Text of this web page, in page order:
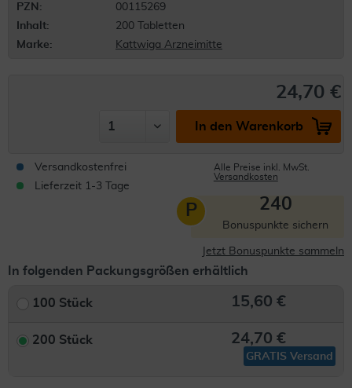
PZN:
00115269
Inhalt:
200 Tabletten
Marke:
Kattwiga Arzneimitte
24,70 €
In den Warenkorb
Versandkostenfrei
Lieferzeit 1-3 Tage
Alle Preise inkl. MwSt.
Versandkosten
P 240
Bonuspunkte sichern
Jetzt Bonuspunkte sammeln
In folgenden Packungsgrößen erhältlich
100 Stück 15,60 €
200 Stück 24,70 €
GRATIS Versand